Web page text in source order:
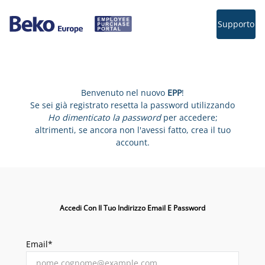
Supporto
Benvenuto nel nuovo EPP!
Se sei già registrato resetta la password utilizzando
Ho dimenticato la passwordper accedere;
altrimenti, se ancora non l'avessi fatto, crea il tuo
account.
Accedi Con Il Tuo Indirizzo Email E Password
Email*